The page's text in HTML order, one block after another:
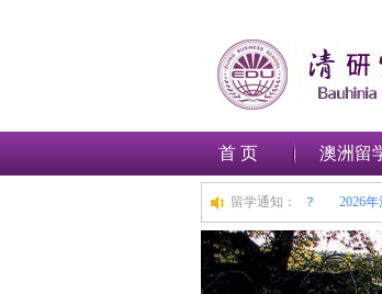
首 页 澳洲留
留学通知：
如何在澳大利亚申请留学签证？